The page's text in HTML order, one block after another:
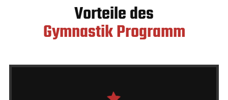
Vorteile des
Gymnastik Programm